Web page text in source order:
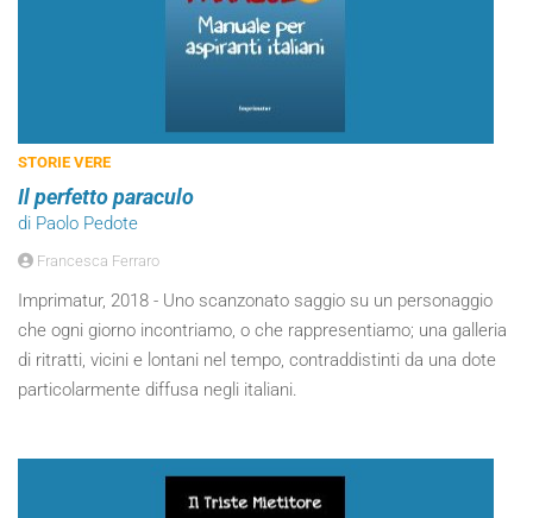
STORIE VERE
Il perfetto paraculo
di Paolo Pedote
Francesca Ferraro
Imprimatur, 2018 - Uno scanzonato saggio su un personaggio
che ogni giorno incontriamo, o che rappresentiamo; una galleria
di ritratti, vicini e lontani nel tempo, contraddistinti da una dote
particolarmente diffusa negli italiani.